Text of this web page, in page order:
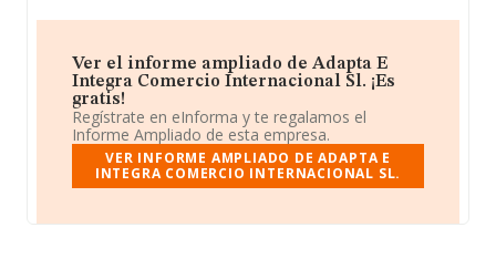
Ver el informe ampliado de Adapta E
Integra Comercio Internacional Sl. ¡Es
gratis!
Regístrate en eInforma y te regalamos el
Informe Ampliado de esta empresa.
VER INFORME AMPLIADO DE ADAPTA E
INTEGRA COMERCIO INTERNACIONAL SL.